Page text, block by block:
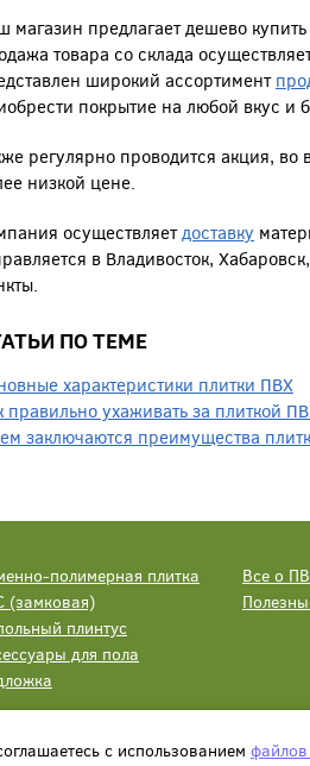
магазин предлагает дешево
товара со склада
широкий ассортимент
покрытие на любой вкус и
регулярно проводится акция, во
низкой цене.
осуществляетдоставку
в Владивосток,
ПО ТЕМЕ
характеристики плитки ПВХ
правильно ухаживать за плиткой
заключаются преимущества
полимерная плитка
(замковая)
плинтус
для пола
Все о
с использованием